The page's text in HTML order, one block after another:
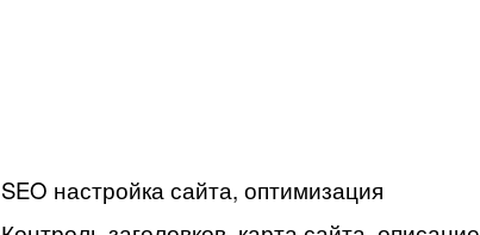
настройка сайта, оптимизация